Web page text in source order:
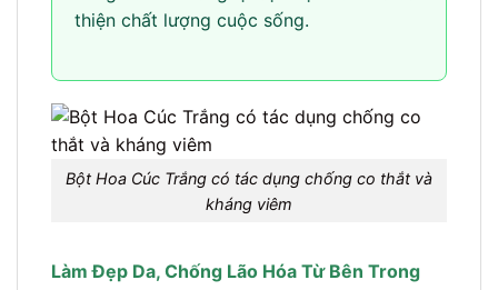
thiện chất lượng cuộc sống.
Bột Hoa Cúc Trắng có tác dụng chống co thắt và
kháng viêm
Làm Đẹp Da, Chống Lão Hóa Từ Bên Trong